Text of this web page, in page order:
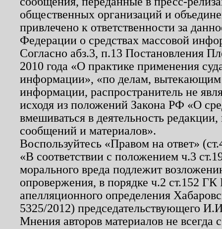
общественных организаций и
привлечено к ответственности за
Федерации о средствах массовой
Согласно абз.3, п.13 Постановления
2010 года «О практике применения
информации», «по делам, вытекающим
информации, распространитель не
исходя из положений Закона РФ «О
вмешиваться в деятельность
сообщений и материалов».
Воспользуйтесь «Правом на ответ»
«В соответствии с положением ч.3
морального вреда подлежит
опровержения, в порядке ч.2 ст.152
апелляционного определения
5325/2012) председательствующего
Мнения авторов материалов не